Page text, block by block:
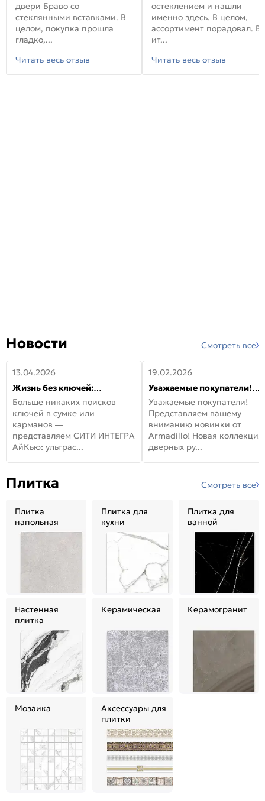
двери Браво со
стеклянными вставками. В
целом, покупка прошла
гладко,...
Читать весь отзыв
остеклением и нашли
именно здесь. В целом,
ассортимент порадовал. В
ит...
Читать весь отзыв
Новости Смотреть все
13.04.2026
Жизнь без ключей:
встречайте новую дверь
СИТИ ИНТЕГРА АйКью!
Больше никаких поисков
ключей в сумке или
карманов —
представляем СИТИ ИНТЕГРА
АйКью: ультрас...
19.02.2026
Уважаемые покупатели!
Представляем вашему
вниманию новинки от
Armadillo!
Уважаемые покупатели!
Представляем вашему
вниманию новинки от
Armadillo! Новая коллекция
дверных ру...
Плитка Смотреть все
Плитка
напольная
Плитка для
кухни
Плитка для
ванной
Настенная
плитка
Керамическая Керамогранит
Мозаика
Аксессуары для
плитки